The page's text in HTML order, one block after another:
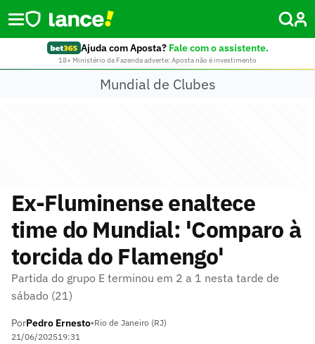
Ajuda com Aposta? Fale com o assistente.
18+ Ministério da Fazenda adverte: Aposta não é investimento
Mundial de Clubes
Ex-Fluminense enaltece
time do Mundial: 'Comparo à
torcida do Flamengo'
Partida do grupo E terminou em 2 a 1 nesta tarde de
sábado (21)
PorPedro Ernesto•Rio de Janeiro (RJ)
21/06/202519:31